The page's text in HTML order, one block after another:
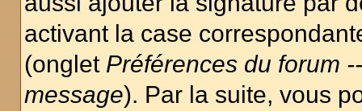
activant la case
(onglet Préférences du forum
message). Par la suite, vous